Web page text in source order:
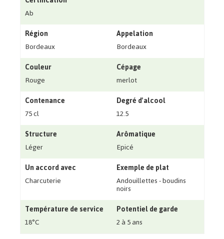
Ab
Région
Bordeaux
Appelation
Bordeaux
Couleur
Rouge
Cépage
merlot
Contenance
75 cl
Degré d'alcool
12.5
Structure
Léger
Arômatique
Epicé
Un accord avec
Charcuterie
Exemple de plat
Andouillettes - boudins
noirs
Température de service
18°C
Potentiel de garde
2 à 5 ans